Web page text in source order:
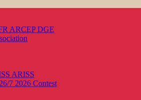
ARCEP DGE
ARISS
7 2026 Contest